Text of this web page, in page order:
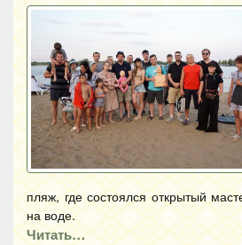
пляж, где состоялся открытый
на воде.
Читать…